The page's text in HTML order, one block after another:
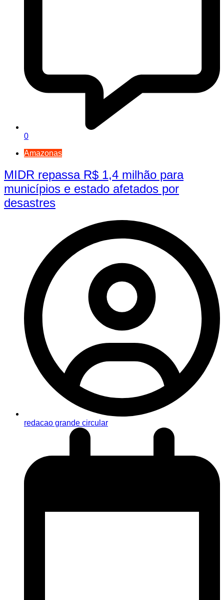
0
Amazonas
MIDR repassa R$ 1,4 milhão para
municípios e estado afetados por
desastres
redacao grande circular